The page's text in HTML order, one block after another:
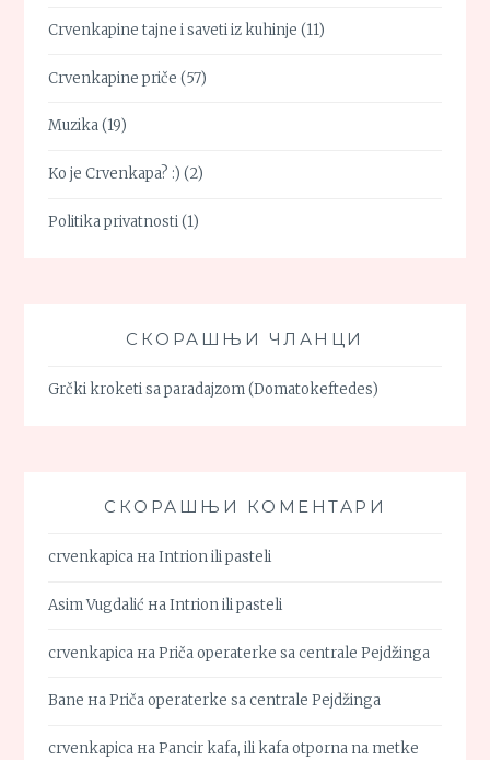
Crvenkapine tajne i saveti iz kuhinje (11)
Crvenkapine priče (57)
Muzika(19)
Ko je Crvenkapa? :) (2)
Politika privatnosti(1)
СКОРАШЊИ ЧЛАНЦИ
Grčki kroketi sa paradajzom (Domatokeftedes)
СКОРАШЊИ КОМЕНТАРИ
crvenkapica наIntrion ili pasteli
Asim Vugdalić наIntrion ili pasteli
crvenkapica наPriča operaterke sa centrale Pejdžinga
Bane наPriča operaterke sa centrale Pejdžinga
crvenkapica наPancir kafa, ili kafa otporna na metke